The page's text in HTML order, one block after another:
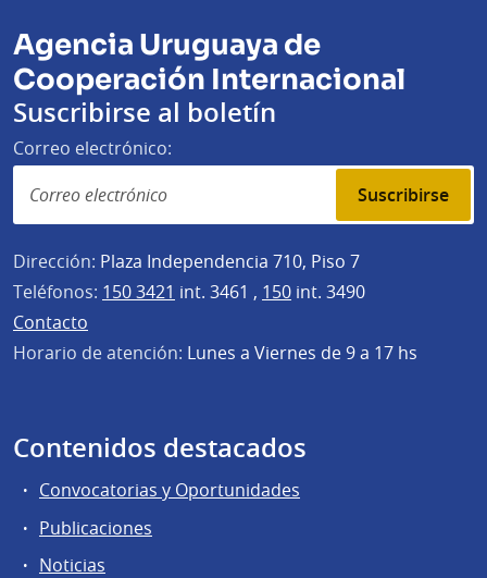
Agencia Uruguaya de
Cooperación Internacional
Suscribirse al boletín
Correo electrónico:
Suscribirse
Dirección: Plaza Independencia 710, Piso 7
Teléfonos: 150 3421 int. 3461 , 150 int. 3490
Contacto
Horario de atención: Lunes a Viernes de 9 a 17 hs
Contenidos destacados
Convocatorias y Oportunidades
Publicaciones
Noticias